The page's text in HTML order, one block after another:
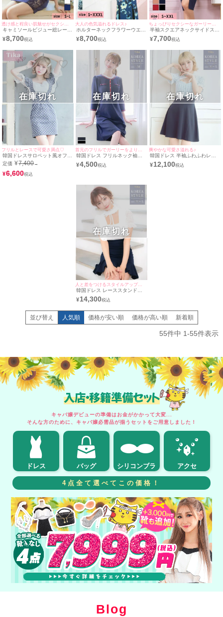
キャミソールビジュー総レース
ジップタイトミニドレス (Sサ
イズ～Lサイズ) (戦慄かなの/キ
¥8,700
大人の色気溢れるドレス♪
ホルターネックフラワーウエス
トベルトシアー切替タイトロン
グドレス (Sサイズ～XXXLサイ
用) [Tika/ティカ]
¥8,700
半袖スクエアネックサイドスリ
ットウエストベルトタイト膝丈
ドレス (Sサイズ～XXLサイズ)
[Tika/ティカ]
¥7,700
フリルとレースで可愛さ満点♡
韓国ドレスサロペット風オフシ
ョルダーパフスリーブドット柄
フリルレースタイトミニドレス
(Sサイズ～Lサイズ) (戦慄かな
の/キャバドレス着用)
定価 ¥7,400→
¥6,600
在庫切れ
韓国ドレス フリルネック袖あ
り膝丈ドレス (Mサイズ) (愛沢
えみり/キャバドレス着用)
¥4,500
在庫切れ
爽やかな可愛さ溢れる♪
韓国ドレス 半袖ふわふわレー
スネックリボンガーリースタイ
ルハイウエスト切替フレアミニ
¥12,100
在庫切れ
人と差をつけるスタイルアップドレス ♪
韓国ドレス レーススタンドフ
リルチョーカーリボンガーリー
スタイルバイカラー半袖フレア
ズ) (/キャバドレス着用)
¥14,300
在庫切れ
並び替え 人気順 価格が安い順 価格が高い順 新着順
55件中 1-55件表示
入店・移籍準備セット
キャバ嬢デビューの準備はお金がかかって大変...
そんな方のために、キャバ嬢必需品が揃うセットをご用意しました！
ドレス バッグ シリコンブラ アクセ
4点全て選べてこの価格！
Blog